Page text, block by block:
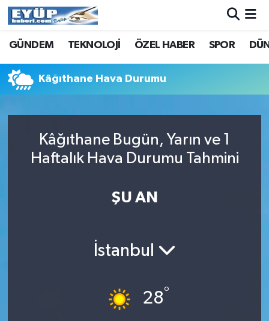
GÜNDEM TEKNOLOJİ ÖZEL HABER SPOR
Kâğıthane Hava Durumu
Kâğıthane Bugün, Yarın ve 1
Haftalık Hava Durumu Tahmini
ŞU AN
İstanbul
28°